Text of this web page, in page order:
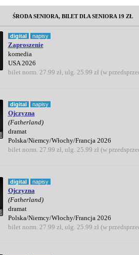
ŚRODA SENIORA, BILET DLA SENIORA 19 ZŁ
digital napisy
Zaproszenie
komedia
USA 2026
bilet norm. 27.99 zł, ulg. 25.99 zł (w
digital napisy
Ojczyzna
(Fatherland)
dramat
Polska/Niemcy/Włochy/Francja 2026
bilet norm. 27.99 zł, ulg. 25.99 zł (w
digital napisy
Ojczyzna
(Fatherland)
dramat
Polska/Niemcy/Włochy/Francja 2026
bilet norm. 27.99 zł, ulg. 25.99 zł (w